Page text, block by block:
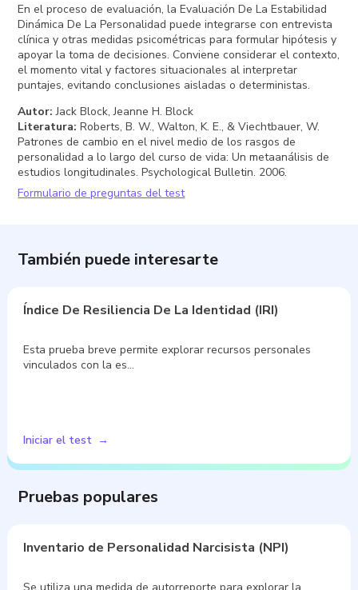
En el proceso de evaluación, la Evaluación De La Estabilidad
Dinámica De La Personalidad puede integrarse con entrevista
clínica y otras medidas psicométricas para formular hipótesis y
apoyar la toma de decisiones. Conviene considerar el contexto,
el momento vital y factores situacionales al interpretar
puntajes, evitando conclusiones aisladas o deterministas.
Autor: Jack Block, Jeanne H. Block
Literatura: Roberts, B. W., Walton, K. E., & Viechtbauer, W.
Patrones de cambio en el nivel medio de los rasgos de
personalidad a lo largo del curso de vida: Un metaanálisis de
estudios longitudinales. Psychological Bulletin. 2006.
Formulario de preguntas del test
También puede interesarte
Índice De Resiliencia De La Identidad (IRI)
Esta prueba breve permite explorar recursos personales
vinculados con la es…
Iniciar el test
Pruebas populares
Inventario de Personalidad Narcisista (NPI)